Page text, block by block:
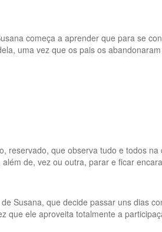
começa a aprender que para se
uma vez que os pais os
reservado, que observa tudo e todos
de, vez ou outra, parar e ficar
Susana, que decide passar uns dias
que ele aproveita totalmente a